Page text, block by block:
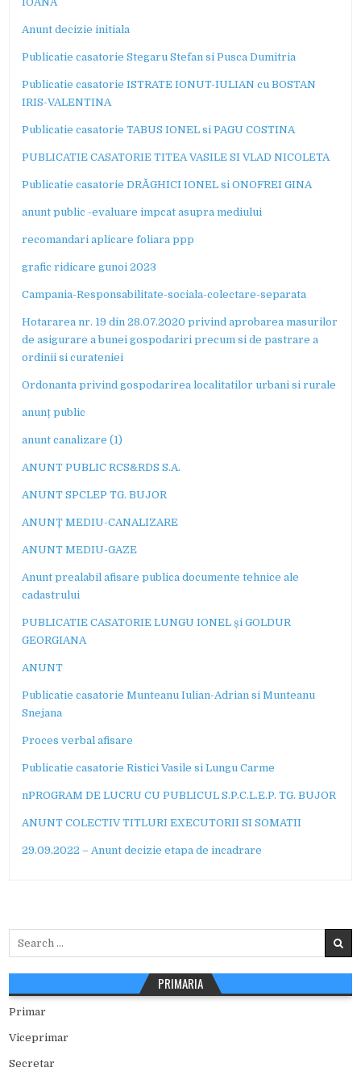
Anunt decizie initiala
Publicatie casatorie Stegaru Stefan si Pusca Dumitria
Publicatie casatorie ISTRATE IONUT-IULIAN cu BOSTAN
IRIS-VALENTINA
Publicatie casatorie TABUS IONEL si PAGU COSTINA
PUBLICATIE CASATORIE TITEA VASILE SI VLAD NICOLETA
Publicatie casatorie DRĂGHICI IONEL si ONOFREI GINA
anunt public -evaluare impcat asupra mediului
recomandari aplicare foliara ppp
grafic ridicare gunoi 2023
Campania-Responsabilitate-sociala-colectare-separata
Hotararea nr. 19 din 28.07.2020 privind aprobarea masurilor
de asigurare a bunei gospodariri precum si de pastrare a
ordinii si curateniei
Ordonanta privind gospodarirea localitatilor urbani si rurale
anunț public
anunt canalizare (1)
ANUNT PUBLIC RCS&RDS S.A.
ANUNT SPCLEP TG. BUJOR
ANUNȚ MEDIU-CANALIZARE
ANUNT MEDIU-GAZE
Anunt prealabil afisare publica documente tehnice ale
cadastrului
PUBLICATIE CASATORIE LUNGU IONEL și GOLDUR
GEORGIANA
ANUNT
Publicatie casatorie Munteanu Iulian-Adrian si Munteanu
Snejana
Proces verbal afisare
Publicatie casatorie Ristici Vasile si Lungu Carme
nPROGRAM DE LUCRU CU PUBLICUL S.P.C.L.E.P. TG. BUJOR
ANUNT COLECTIV TITLURI EXECUTORII SI SOMATII
29.09.2022 – Anunt decizie etapa de incadrare
PRIMARIA
Primar
Viceprimar
Secretar